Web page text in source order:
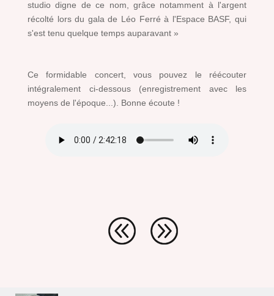
studio digne de ce nom, grâce notamment à l'argent
récolté lors du gala de Léo Ferré à l'Espace BASF, qui
s'est tenu quelque temps auparavant »
Ce formidable concert, vous pouvez le réécouter
intégralement ci-dessous (enregistrement avec les
moyens de l'époque...). Bonne écoute !